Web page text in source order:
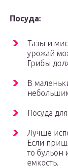
Посуда:
Тазы и
урожай
Грибы
В
Посуда
Лучше
Если
то бульон
емкость.